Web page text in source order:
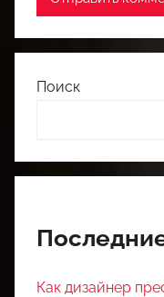
Поиск
Как дизайнер